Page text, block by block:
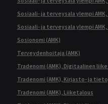
Sosiaali- ja terveysala ylempi
Sosiaali- ja terveysala ylempi
Sosionomi (AMK)
Terveydenhoitaja (AMK)
Tradenomi (AMK), Digitaalinen
Tradenomi (AMK), Kirjasto- ja
Tradenomi (AMK), Liiketalous